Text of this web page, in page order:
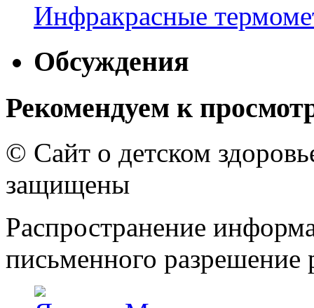
Инфракрасные
Обсуждения
Рекомендуем к
© Сайт о детском
защищены
Распространение
письменного разрешение